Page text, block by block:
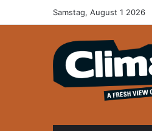
Samstag, August 1 2026